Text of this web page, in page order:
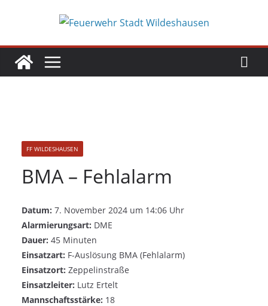
FF WILDESHAUSEN
BMA – Fehlalarm
Datum: 7. November 2024 um 14:06 Uhr
Alarmierungsart: DME
Dauer: 45 Minuten
Einsatzart: F-Auslösung BMA (Fehlalarm)
Einsatzort: Zeppelinstraße
Einsatzleiter: Lutz Ertelt
Mannschaftsstärke: 18